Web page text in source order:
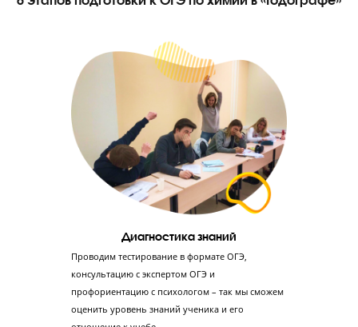
работу на уроке, тестирование и домашнее задание.
Группы до 8 человек по уровню знаний
Ученик занимается в небольшой группе, изначально
уровню знаний, но во время обучения он может перевестись в
сильную группу.
ЗАПИШИТЕСЬ НА КОНСУЛЬТАЦИЮ С
ЭКСПЕРТОМ ОГЭ
6 этапов подготовки к ОГЭ по химии в